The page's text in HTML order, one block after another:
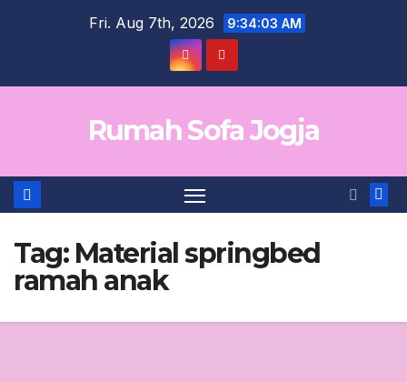
Fri. Aug 7th, 2026 9:34:03 AM
Rumah Sofa Jogja
Tag: Material springbed
ramah anak